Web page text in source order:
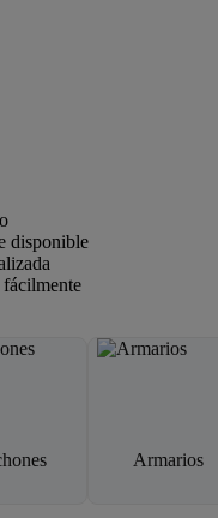
disponible
Armarios